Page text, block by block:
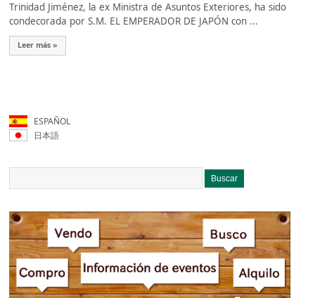
Trinidad Jiménez, la ex Ministra de Asuntos Exteriores, ha sido
condecorada por S.M. EL EMPERADOR DE JAPÓN con ...
Leer más »
ESPAÑOL
日本語